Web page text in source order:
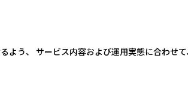
ンオレンジ
よう、 サービス内容および運用実態に合わせ